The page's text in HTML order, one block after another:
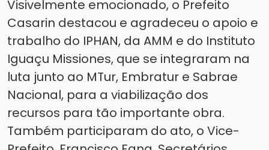
Visivelmente emocionado, o Prefeito
Casarin destacou e agradeceu o apoio e
trabalho do IPHAN, da AMM e do Instituto
Iguaçu Missiones, que se integraram na
luta junto ao MTur, Embratur e Sabrae
Nacional, para a viabilização dos
recursos para tão importante obra.
Também participaram do ato, o Vice-